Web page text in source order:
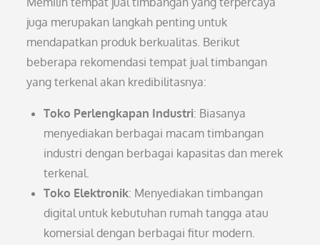
juga merupakan langkah penting untuk
mendapatkan produk berkualitas. Berikut
beberapa rekomendasi tempat jual timbangan
yang terkenal akan kredibilitasnya:
Toko Perlengkapan Industri: Biasanya
menyediakan berbagai macam timbangan
industri dengan berbagai kapasitas dan merek
terkenal.
Toko Elektronik: Menyediakan timbangan
digital untuk kebutuhan rumah tangga atau
komersial dengan berbagai fitur modern.